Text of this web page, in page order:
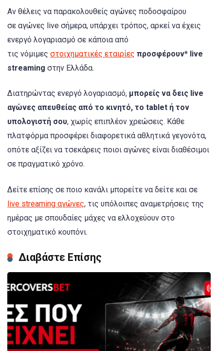
Αν θέλεις να παρακολουθείς αγώνες ποδοσφαίρου
σε αγώνες live σήμερα, υπάρχει τρόπος, αρκεί να έχεις
ενεργό λογαριασμό σε κάποια από
τις νόμιμες στοιχηματικές εταιρίες προσφέρουν* live
streaming στην Ελλάδα.
Διατηρώντας ενεργό λογαριασμό, μπορείς να δεις live
αγώνες απευθείας από το κινητό, το tablet ή τον
υπολογιστή σου, χωρίς επιπλέον χρεώσεις. Κάθε
πλατφόρμα προσφέρει διαφορετικά αθλητικά γεγονότα,
οπότε αξίζει να τσεκάρεις ποιοι αγώνες είναι διαθέσιμοι
σε πραγματικό χρόνο.
Δείτε επίσης σε ποιο κανάλι μπορείτε να δείτε και σε
live streaming αγώνες, τις υπόλοιπες αναμετρήσεις της
ημέρας με σπουδαίες μάχες να ελλοχεύουν στο
στοιχηματικό κουπόνι.
Διαβάστε Επίσης